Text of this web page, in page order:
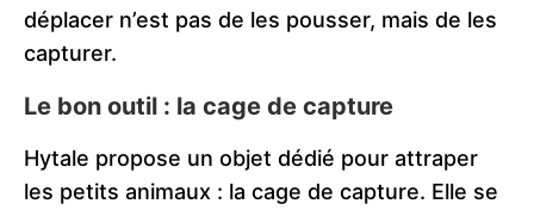
déplacer n’est pas de les pousser, mais de les
capturer.
Le bon outil : la cage de capture
Hytale propose un objet dédié pour attraper
les petits animaux : la cage de capture. Elle se